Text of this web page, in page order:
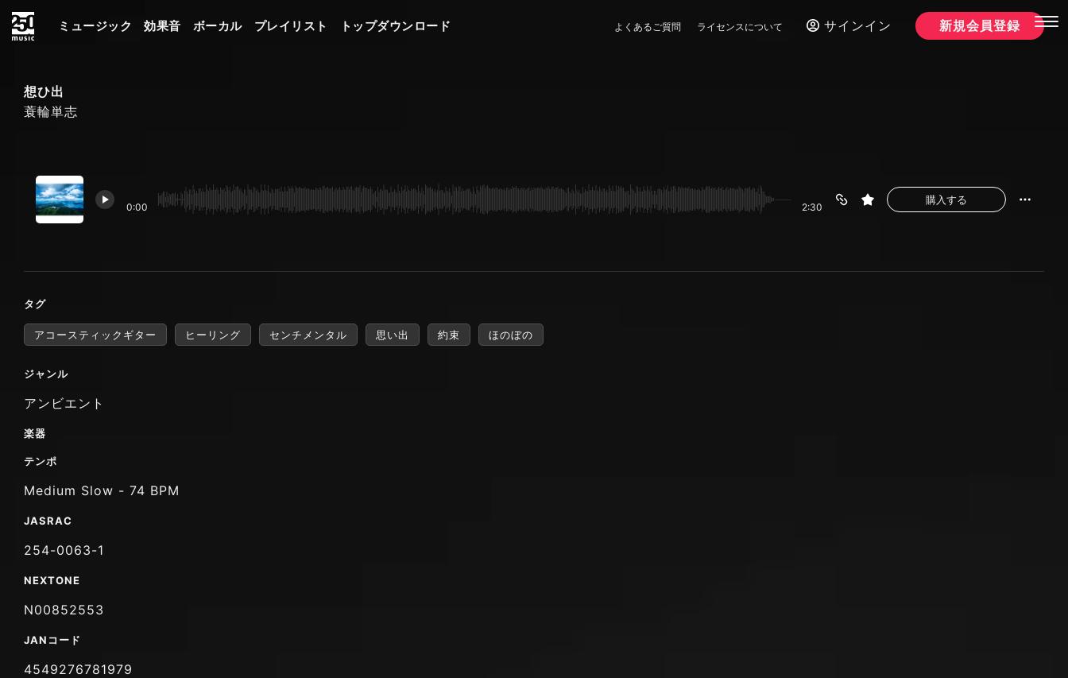
ミュージック 効果音 ボーカル プレイリスト トップダウンロード よくあるご質問 ライセンスについて サインイン 新規会員登録
想ひ出
蓑輪単志
0:00 2:30
購入する
タグ
アコースティックギター ヒーリング センチメンタル 思い出 約束 ほのぼの
ジャンル
アンビエント
楽器
テンポ
Medium Slow - 74 BPM
JASRAC
254-0063-1
NEXTONE
N00852553
JANコード
4549276781979